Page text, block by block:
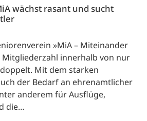
wächst rasant und sucht
»MiA – Miteinander
Mitgliederzahl innerhalb von nur
Mit dem starken
der Bedarf an ehrenamtlicher
anderem für Ausflüge,
die…